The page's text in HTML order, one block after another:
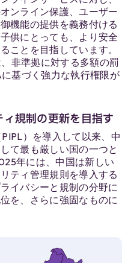
ンライン保護、ユーザー
機能の提供を義務付ける
供にとっても、より安全
ことを目指しています。
非準拠に対する多額の罰
基づく強力な執行権限が
規制の更新を目指す
）を導入して以来、中
て最も厳しい国の一つと
年には、中国は新しい
ティ管理規則を導入する
イバシーと規制の分野に
を、さらに強固なものに